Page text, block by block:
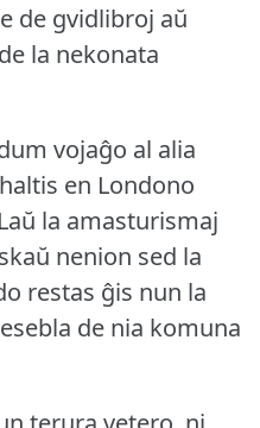
de gvidlibroj aŭ
la nekonata
vojaĝo al alia
en Londono
Laŭ la amasturismaj
nenion sed la
restas ĝis nun la
de nia komuna